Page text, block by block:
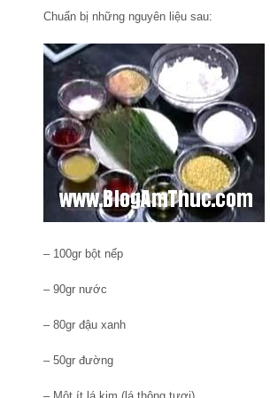
Chuẩn bị những nguyên liệu sau:
– 100gr bột nếp
– 90gr nước
– 80gr đậu xanh
– 50gr đường